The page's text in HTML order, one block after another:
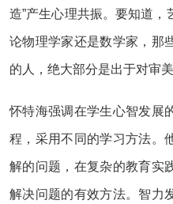
造”产生心理共振。要知道
论物理学家还是数学家，那
的人，绝大部分是出于对审
怀特海强调在学生心智发展
程，采用不同的学习方法。
解的问题，在复杂的教育实
解决问题的有效方法。智力